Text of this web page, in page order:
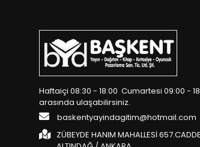
Haftaiçi 08:30 - 18:00 Cumartesi 09:00 -
arasında ulaşabilirsiniz.
baskentyayindagitim@hotmail.com
ZÜBEYDE HANIM MAHALLESİ